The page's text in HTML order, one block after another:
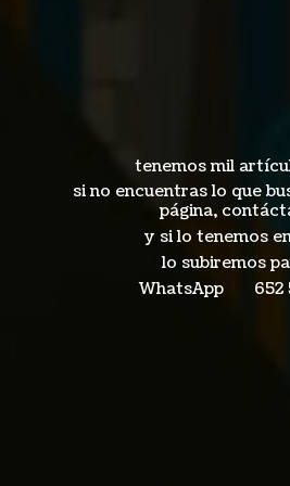
tenemos mil
si no encuentras lo que
página,
y si lo tenemos
lo subiremos
WhatsApp 652